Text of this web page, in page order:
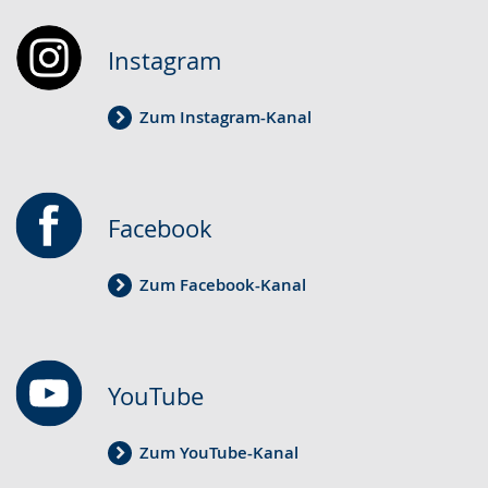
wird
angezeigt.
Instagram
Zum Instagram-Kanal
Facebook
Zum Facebook-Kanal
YouTube
Zum YouTube-Kanal